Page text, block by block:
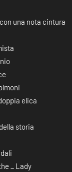
una nota cintura
elica
storia
_ Lady